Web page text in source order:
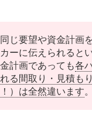
じ要望や資金計画
ーに伝えられるとい
計画であっても各
る間取り・見積も
）は全然違います。